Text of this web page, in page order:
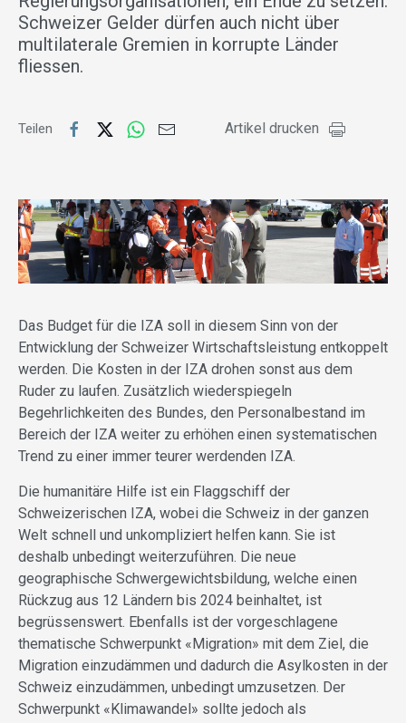
Schweizer Gelder dürfen auch nicht über
multilaterale Gremien in korrupte Länder
fliessen.
Teilen Artikel drucken
Das Budget für die IZA soll in diesem Sinn von der
Entwicklung der Schweizer Wirtschaftsleistung entkoppelt
werden. Die Kosten in der IZA drohen sonst aus dem
Ruder zu laufen. Zusätzlich wiederspiegeln
Begehrlichkeiten des Bundes, den Personalbestand im
Bereich der IZA weiter zu erhöhen einen systematischen
Trend zu einer immer teurer werdenden IZA.
Die humanitäre Hilfe ist ein Flaggschiff der
Schweizerischen IZA, wobei die Schweiz in der ganzen
Welt schnell und unkompliziert helfen kann. Sie ist
deshalb unbedingt weiterzuführen. Die neue
geographische Schwergewichtsbildung, welche einen
Rückzug aus 12 Ländern bis 2024 beinhaltet, ist
begrüssenswert. Ebenfalls ist der vorgeschlagene
thematische Schwerpunkt «Migration» mit dem Ziel, die
Migration einzudämmen und dadurch die Asylkosten in der
Schweiz einzudämmen, unbedingt umzusetzen. Der
Schwerpunkt «Klimawandel» sollte jedoch als